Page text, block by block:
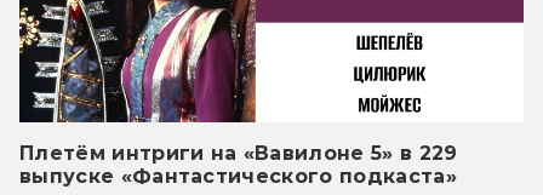
Плетём интриги на «Вавилоне 5» в 229
выпуске «Фантастического подкаста»